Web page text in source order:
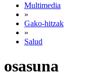
Multimedia
»
Gako-hitzak
»
Salud
osasuna